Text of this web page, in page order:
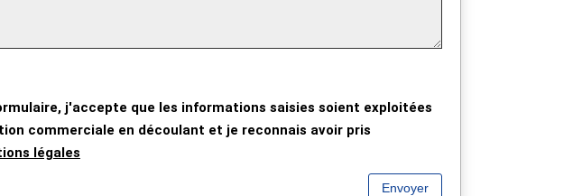
j'accepte que les informations saisies soient exploitées
commerciale en découlant et je reconnais avoir pris
légales
Envoyer